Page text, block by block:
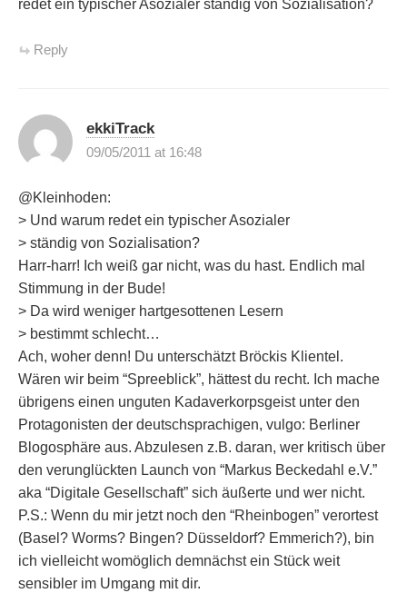
redet ein typischer Asozialer ständig von Sozialisation?
Reply
ekkiTrack
09/05/2011 at 16:48
@Kleinhoden:
> Und warum redet ein typischer Asozialer
> ständig von Sozialisation?
Harr-harr! Ich weiß gar nicht, was du hast. Endlich mal
Stimmung in der Bude!
> Da wird weniger hartgesottenen Lesern
> bestimmt schlecht…
Ach, woher denn! Du unterschätzt Bröckis Klientel.
Wären wir beim “Spreeblick”, hättest du recht. Ich mache
übrigens einen unguten Kadaverkorpsgeist unter den
Protagonisten der deutschsprachigen, vulgo: Berliner
Blogosphäre aus. Abzulesen z.B. daran, wer kritisch über
den verunglückten Launch von “Markus Beckedahl e.V.”
aka “Digitale Gesellschaft” sich äußerte und wer nicht.
P.S.: Wenn du mir jetzt noch den “Rheinbogen” verortest
(Basel? Worms? Bingen? Düsseldorf? Emmerich?), bin
ich vielleicht womöglich demnächst ein Stück weit
sensibler im Umgang mit dir.